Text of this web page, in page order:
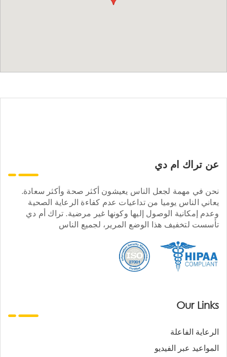
عن تراك ام دي
نحن في مهمة لجعل الناس يعيشون أكثر صحة وأكثر سعادة.
يعاني الناس يوميا من تداعيات عدم كفاءة الرعاية الصحية
وعدم إمكانية الوصول إليها وكونها غير مرضية. تراك أم دي
تأسست لتخفيف هذا الوضع المرير، لجميع الناس
Our Links
الرعاية الفاعلة
المواعيد عبر الفيديو